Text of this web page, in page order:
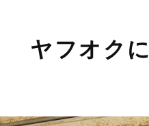
ヤフオク